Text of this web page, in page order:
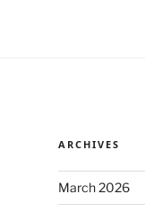
ARCHIVES
March 2026